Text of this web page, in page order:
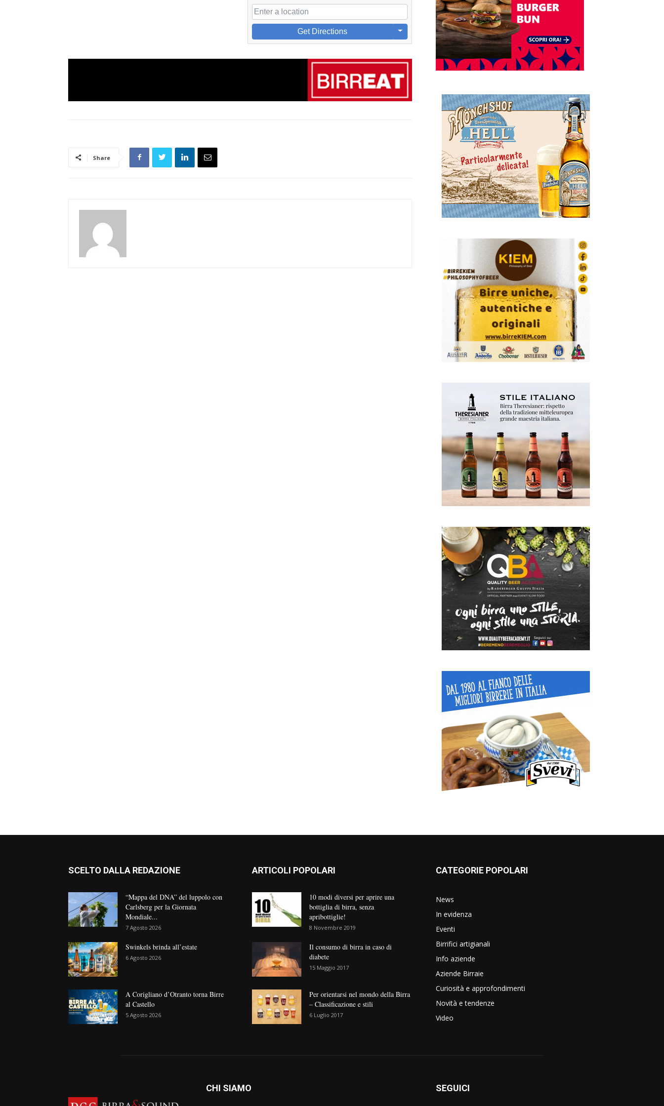
Get Directions
Share
SCELTO DALLA REDAZIONE
“Mappa del DNA” del luppolo con
Carlsberg per la Giornata
Mondiale...
7 Agosto 2026
Swinkels brinda all’estate
6 Agosto 2026
A Corigliano d’Otranto torna Birre
al Castello
5 Agosto 2026
ARTICOLI POPOLARI
10 modi diversi per aprire una
bottiglia di birra, senza
apribottiglie!
8 Novembre 2019
Il consumo di birra in caso di
diabete
15 Maggio 2017
Per orientarsi nel mondo della Birra
– Classificazione e stili
6 Luglio 2017
CATEGORIE POPOLARI
News
In evidenza
Eventi
Birrifici artigianali
Info aziende
Aziende Birraie
Curiosità e approfondimenti
Novità e tendenze
Video
CHI SIAMO SEGUICI